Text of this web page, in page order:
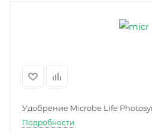
Удобрение Microbe Life
Подробности